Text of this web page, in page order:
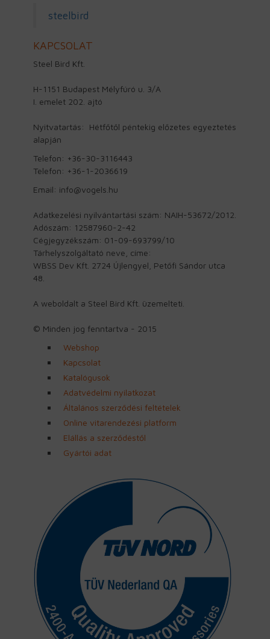
steelbird
KAPCSOLAT
Steel Bird Kft.
H-1151 Budapest Mélyfúró u. 3/A
I. emelet 202. ajtó
Nyitvatartás: Hétfőtől péntekig előzetes egyeztetés
alapján
Telefon: +36-30-3116443
Telefon: +36-1-2036619
Email: info@vogels.hu
Adatkezelési nyilvántartási szám: NAIH-53672/2012.
Adószám: 12587960-2-42
Cégjegyzékszám: 01-09-693799/10
Tárhelyszolgáltató neve, címe:
WBSS Dev Kft. 2724 Újlengyel, Petőfi Sándor utca
48.
A weboldalt a Steel Bird Kft. üzemelteti.
© Minden jog fenntartva - 2015
Webshop
Kapcsolat
Katalógusok
Adatvédelmi nyilatkozat
Általános szerződési feltételek
Online vitarendezési platform
Elállás a szerződéstől
Gyártói adat